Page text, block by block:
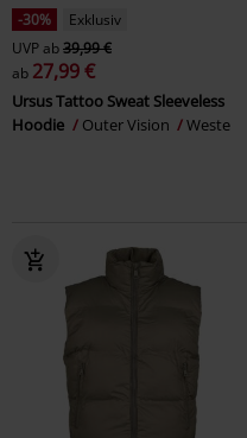
-30%
Exklusiv
UVPab39,99 €
ab 27,99 €
Ursus Tattoo Sweat Sleeveless
Hoodie
Outer Vision Weste